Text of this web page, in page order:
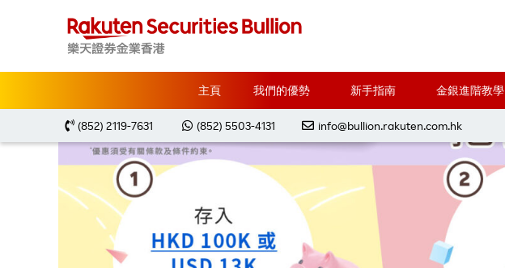
主頁 我們的優勢 新手指南 金銀進階教學
(852) 2119-7631 (852) 5503-4131 info@bullion.rakuten.com.hk
主頁 推廣優惠 感謝您登記「樂天證券金業存款推廣2023年7月」